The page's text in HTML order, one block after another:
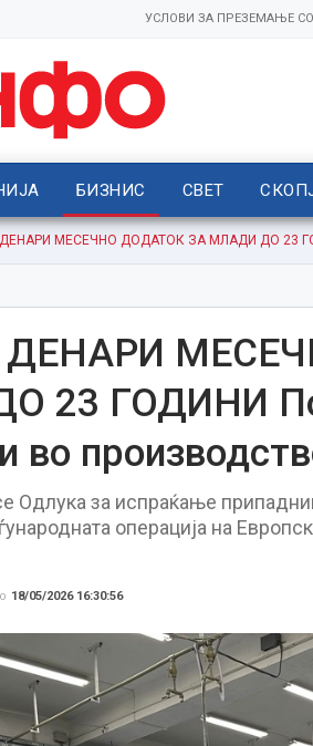
УСЛОВИ ЗА ПРЕЗЕМАЊЕ
БИЗНИС СВЕТ
МЕСЕЧНО ДОДАТОК ЗА МЛАДИ ДО 23
ДЕНАРИ
23 ГОДИНИ
во
Одлука за испраќање
операција на
18/05/2026 16:30:56